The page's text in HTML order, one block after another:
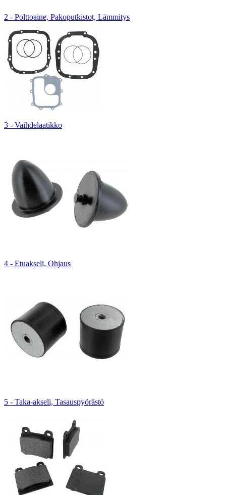
2 - Polttoaine, Pakoputkistot, Lämmitys
3 - Vaihdelaatikko
4 - Etuakseli, Ohjaus
5 - Taka-akseli, Tasauspyörästö